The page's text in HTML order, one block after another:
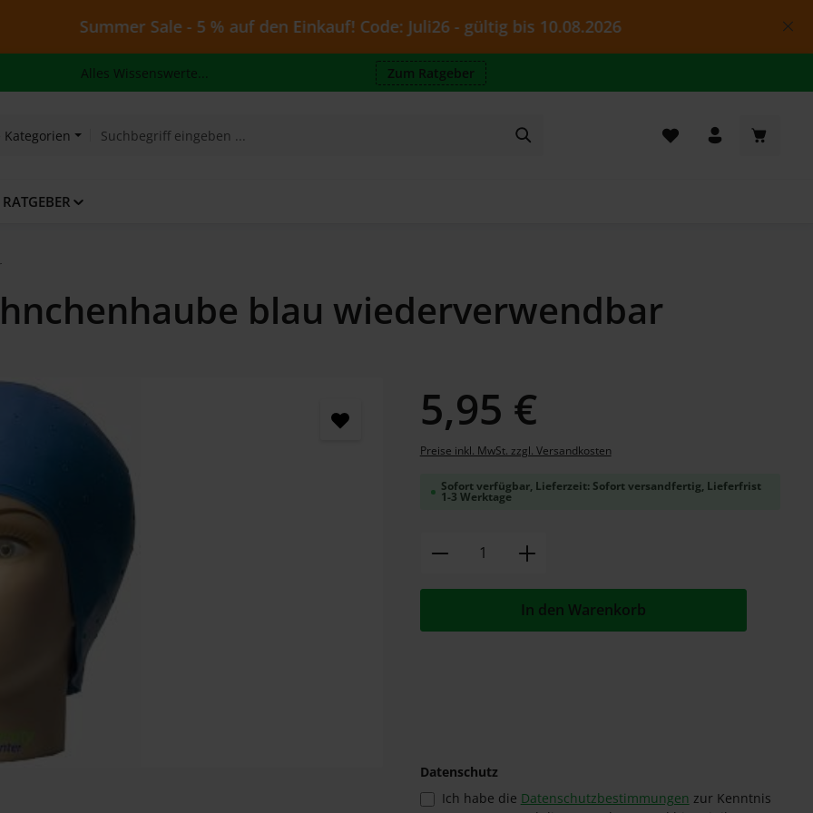
Summer Sale - 5 % auf den Einkauf! Code: Juli26 - gültig bis 10.08.2026
Alles Wissenswerte... Zum Ratgeber
Kategorien
RATGEBER
blau wiederverwendbar
5,95 €
Preise inkl. MwSt. zzgl. Versandkosten
Sofort verfügbar, Lieferzeit: Sofort versandfertig, Lieferfrist
1-3 Werktage
Produkt Anzahl: Gib den
In den Warenkorb
Datenschutz
Ich habe die Datenschutzbestimmungen zur Kenntnis